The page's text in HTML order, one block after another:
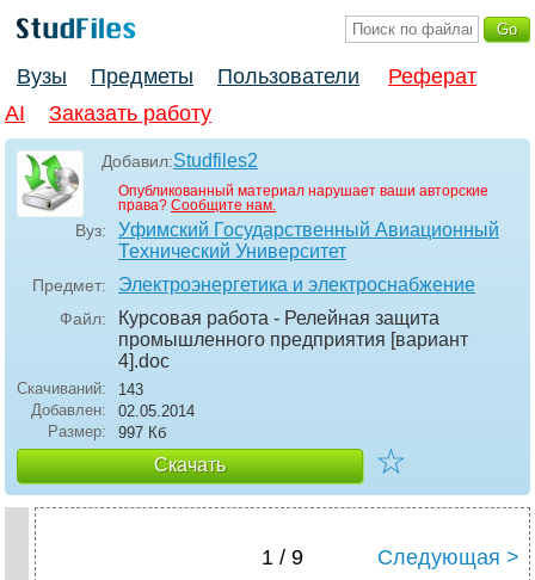
Вузы Предметы Пользователи
Реферат
AI
Заказать работу
Добавил:Studfiles2
Опубликованный материал нарушает ваши авторские
права? Сообщите нам.
Вуз:
Уфимский Государственный Авиационный
Технический Университет
Предмет: Электроэнергетика и электроснабжение
Файл:
Курсовая работа - Релейная защита
промышленного предприятия [вариант
4].doc
Скачиваний:
143
Добавлен:
02.05.2014
Размер:
997 Кб
Скачать ☆
1 / 9 Следующая >